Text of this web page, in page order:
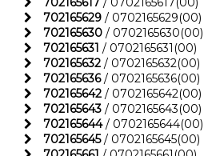
702165629 / 0702165629(00)
702165630 / 0702165630(00)
702165631 / 0702165631(00)
702165632 / 0702165632(00)
702165636/ 0702165636(00)
702165642 / 0702165642(00)
702165643 / 0702165643(00)
702165644/ 0702165644(00)
702165645/ 0702165645(00)